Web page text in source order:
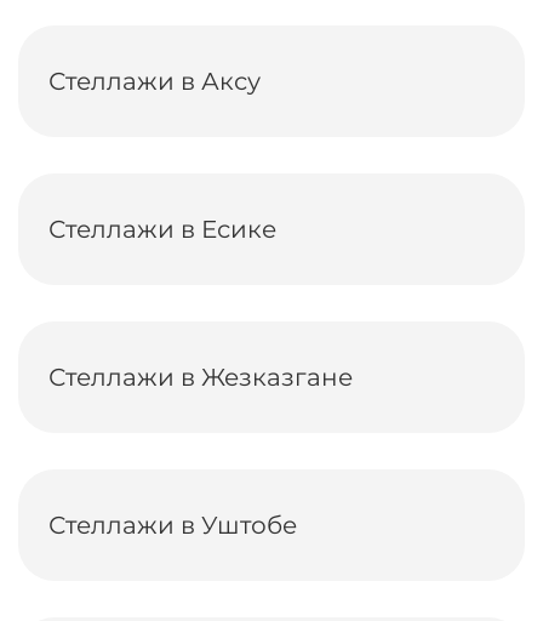
Стеллажи в Аксу
Стеллажи в Есике
Стеллажи в Жезказгане
Стеллажи в Уштобе